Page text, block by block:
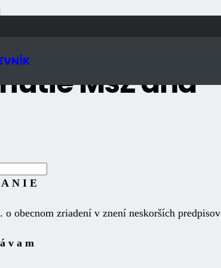
MsZ dňa
N I E
obecnom zriadení v znení neskorších predpisov
v a m